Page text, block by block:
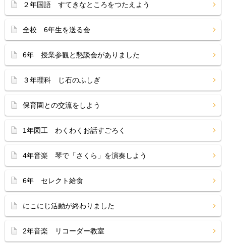
２年国語 すてきなところをつたえよう
全校 6年生を送る会
6年 授業参観と懇談会がありました
３年理科 じ石のふしぎ
保育園との交流をしよう
1年図工 わくわくお話すごろく
4年音楽 琴で「さくら」を演奏しよう
6年 セレクト給食
にこにじ活動が終わりました
2年音楽 リコーダー教室